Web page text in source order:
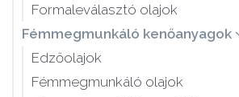
Formaleválasztó olajok
Fémmegmunkáló kenőanyagok
Edzőolajok
Fémmegmunkáló olajok